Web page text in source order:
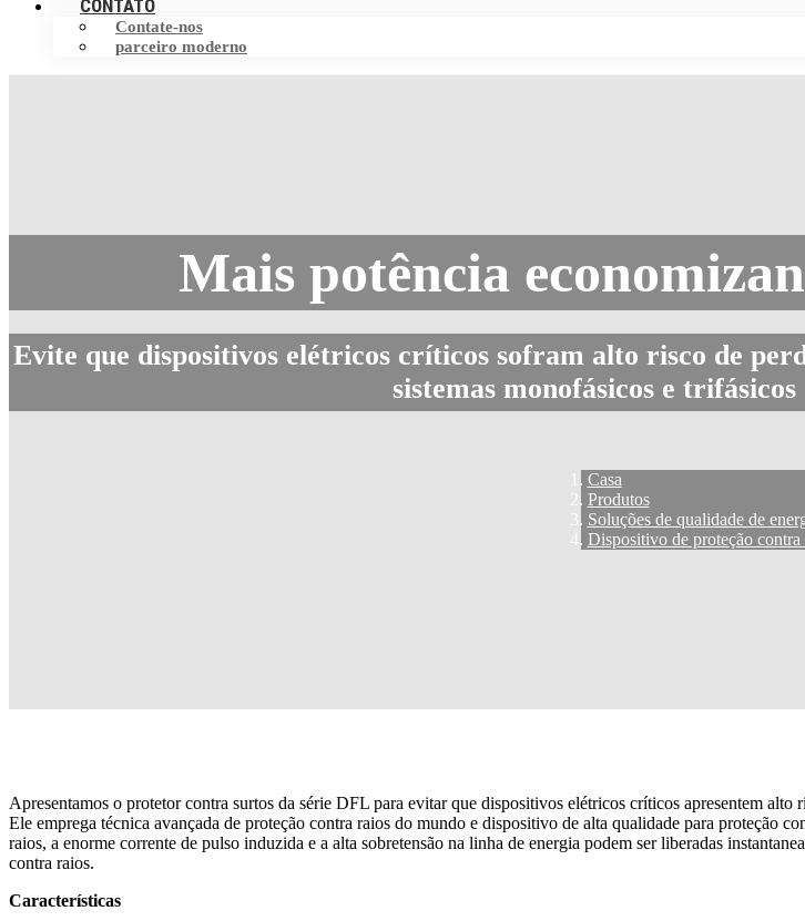
CONTATO
Contate-nos
parceiro moderno
Mais potência
Evite que dispositivos elétricos críticos sofram alto risco de
sistemas monofásicos e trifásicos
Casa
Produtos
Soluções de qualidade de
Dispositivo de proteção contra
Apresentamos o protetor contra surtos da série DFL para evitar que dispositivos elétricos críticos apresentem
Ele emprega técnica avançada de proteção contra raios do mundo e dispositivo de alta qualidade para proteção
raios, a enorme corrente de pulso induzida e a alta sobretensão na linha de energia podem ser liberadas
contra raios.
Características